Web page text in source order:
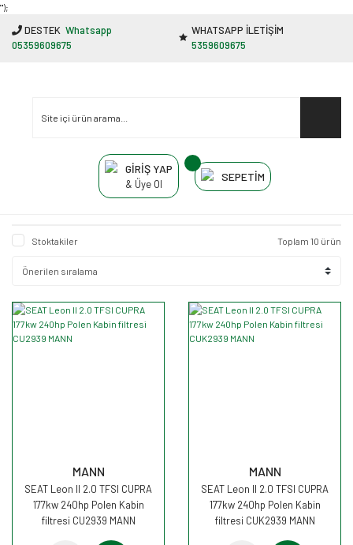
"');
DESTEK Whatsapp
05359609675
WHATSAPP İLETİŞİM
5359609675
GİRİŞ YAP
& Üye Ol
SEPETİM
Stoktakiler Toplam 10 ürün
MANN
SEAT Leon II 2.0 TFSI CUPRA
177kw 240hp Polen Kabin
filtresi CU2939 MANN
MANN
SEAT Leon II 2.0 TFSI CUPRA
177kw 240hp Polen Kabin
filtresi CUK2939 MANN